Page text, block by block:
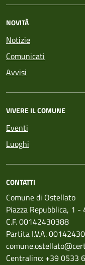
NOVITÀ
Notizie
Comunicati
Avvisi
VIVERE IL COMUNE
Eventi
Luoghi
CONTATTI
Comune di Ostellato
Piazza Repubblica, 1
C.F. 00142430388
Partita I.V.A.
Centralino: +39 0533